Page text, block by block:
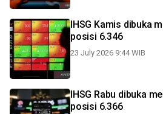
IHSG Kamis dibuka
posisi 6.346
23 July 2026 9:44 WIB
IHSG Rabu dibuka
posisi 6.366